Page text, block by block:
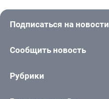
Подписаться на новости
Сообщить новость
Рубрики